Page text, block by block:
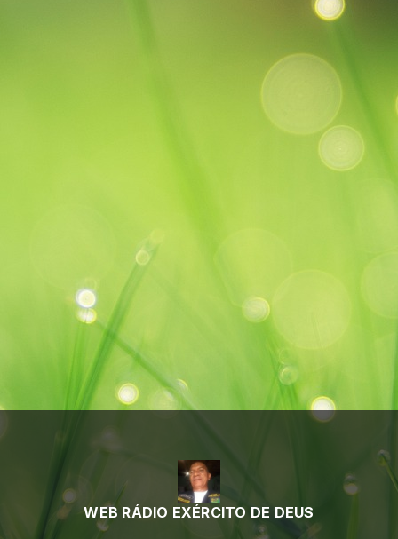
WEB RÁDIO EXÉRCITO DE DEUS